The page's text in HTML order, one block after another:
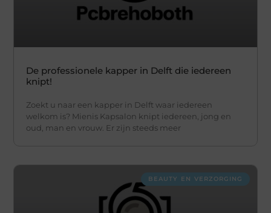
De professionele kapper in Delft die iedereen
knipt!
Zoekt u naar een kapper in Delft waar iedereen
welkom is? Mienis Kapsalon knipt iedereen, jong en
oud, man en vrouw. Er zijn steeds meer
BEAUTY EN VERZORGING